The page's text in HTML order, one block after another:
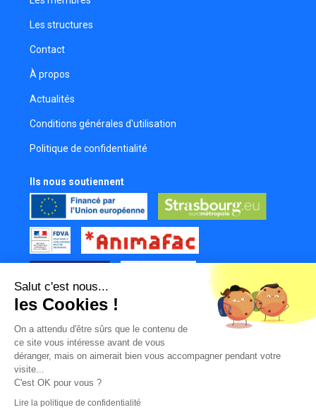
Les structures
Contact
À propos
Actualités
Conditions générales d'utilisation
Politique de confidentialité
Ils nous soutiennent
Tous nos partenaires
Mur des contributeurs
Salut c'est nous...
les Cookies !
On a attendu d'être sûrs que le contenu de
ce site vous intéresse avant de vous
déranger, mais on aimerait bien vous accompagner pendant votre
visite...
C'est OK pour vous ?
Lire la politique de confidentialité